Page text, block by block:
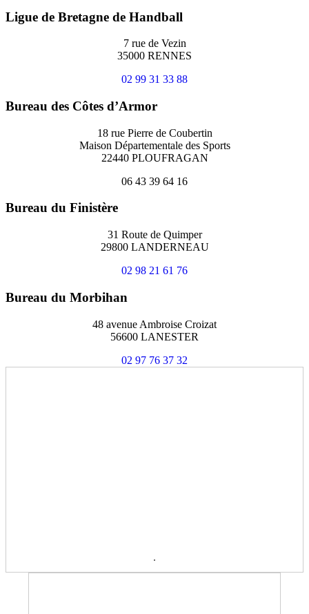
Ligue de Bretagne de Handball
7 rue de Vezin
35000 RENNES
02 99 31 33 88
Bureau des Côtes d’Armor
18 rue Pierre de Coubertin
Maison Départementale des Sports
22440 PLOUFRAGAN
06 43 39 64 16
Bureau du Finistère
31 Route de Quimper
29800 LANDERNEAU
02 98 21 61 76
Bureau du Morbihan
48 avenue Ambroise Croizat
56600 LANESTER
02 97 76 37 32
.